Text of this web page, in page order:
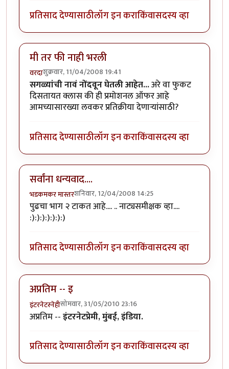
प्रतिसाद देण्यासाठीलॉग इन कराकिंवासदस्य व्हा
मी तर फी नाही भरली
वरदाशुक्रवार, 11/04/2008 19:41
सगळ्यांची नावं नोंदवून घेतली आहेत...अरे वा फुकट
दिसतायत क्लास की ही प्रमोशनल ऑफर आहे
आमच्यासारख्या लवकर प्रतिक्रीया देणार्‍यांसाठी?
प्रतिसाद देण्यासाठीलॉग इन कराकिंवासदस्य व्हा
सर्वांना धन्यवाद....
भडकमकर मास्तरशनिवार, 12/04/2008 14:25
पुढचा भाग २ टाकत आहे.... .. नाट्यसमीक्षक व्हा....
:):):):):):):)
प्रतिसाद देण्यासाठीलॉग इन कराकिंवासदस्य व्हा
अप्रतिम -- इ
इंटरनेटस्नेहीसोमवार, 31/05/2010 23:16
अप्रतिम --इंटरनेटप्रेमी, मुंबई, इंडिया.
प्रतिसाद देण्यासाठीलॉग इन कराकिंवासदस्य व्हा